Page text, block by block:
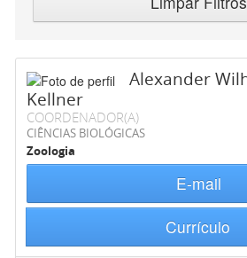
Alexander
Kellner
COORDENADOR(A)
CIÊNCIAS BIOLÓGICAS
Zoologia
E-mail
Currículo